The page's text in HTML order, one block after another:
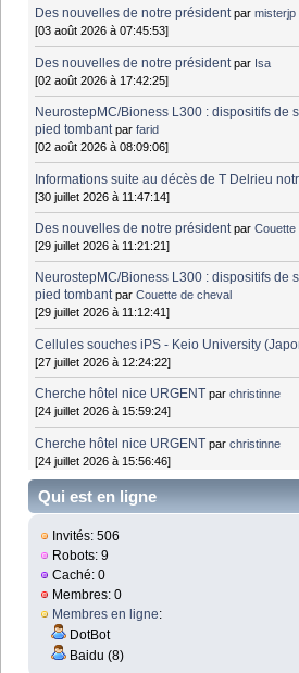
Des nouvelles de notre président parmisterjp
[03 août 2026 à 07:45:53]
Des nouvelles de notre président par Isa
[02 août 2026 à 17:42:25]
NeurostepMC/Bioness L300 : dispositifs de
pied tombant parfarid
[02 août 2026 à 08:09:06]
Informations suite au décès de T Delrieu
[30 juillet 2026 à 11:47:14]
Des nouvelles de notre président parCouette
[29 juillet 2026 à 11:21:21]
NeurostepMC/Bioness L300 : dispositifs de
pied tombant parCouette de cheval
[29 juillet 2026 à 11:12:41]
Cellules souches iPS - Keio University
[27 juillet 2026 à 12:24:22]
Cherche hôtel nice URGENT parchristinne
[24 juillet 2026 à 15:59:24]
Cherche hôtel nice URGENT parchristinne
[24 juillet 2026 à 15:56:46]
Qui est en ligne
Invités: 506
Robots: 9
Caché: 0
Membres: 0
Membres en ligne:
DotBot
Baidu (8)